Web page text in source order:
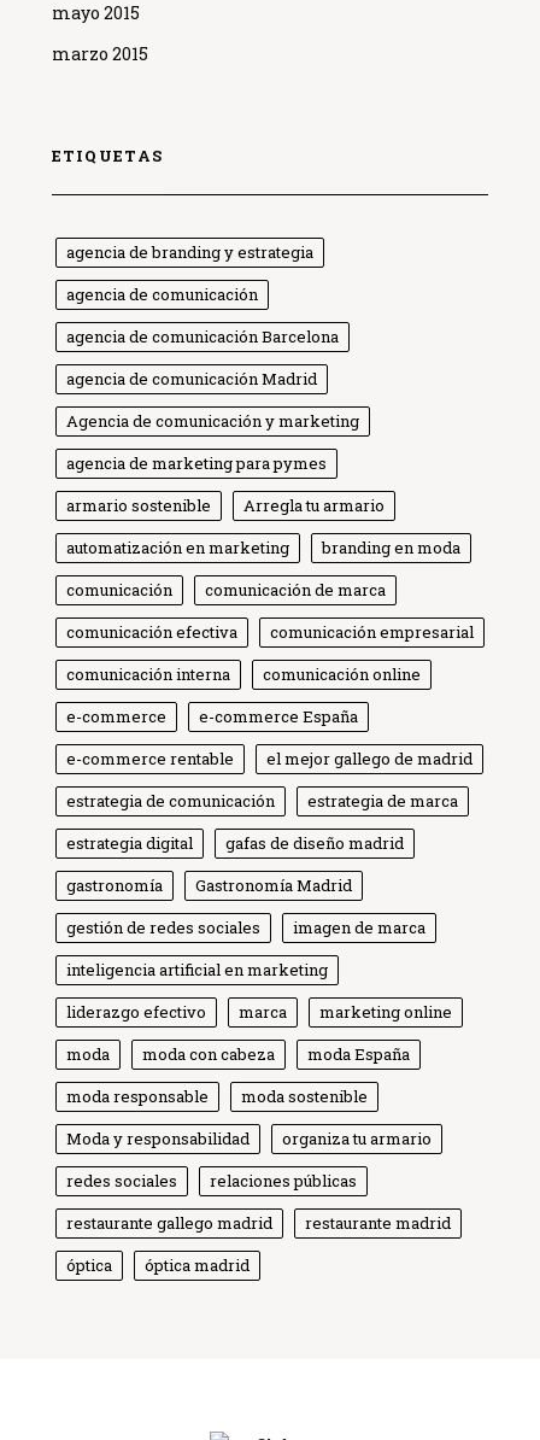
mayo 2015
marzo 2015
ETIQUETAS
agencia de branding y estrategia
agencia de comunicación
agencia de comunicación Barcelona
agencia de comunicación Madrid
Agencia de comunicación y marketing
agencia de marketing para pymes
armario sostenible
Arregla tu armario
automatización en marketing
branding en moda
comunicación
comunicación de marca
comunicación efectiva
comunicación empresarial
comunicación interna
comunicación online
e-commerce
e-commerce España
e-commerce rentable
el mejor gallego de madrid
estrategia de comunicación
estrategia de marca
estrategia digital
gafas de diseño madrid
gastronomía
Gastronomía Madrid
gestión de redes sociales
imagen de marca
inteligencia artificial en marketing
liderazgo efectivo
marca
marketing online
moda
moda con cabeza
moda España
moda responsable
moda sostenible
Moda y responsabilidad
organiza tu armario
redes sociales
relaciones públicas
restaurante gallego madrid
restaurante madrid
óptica
óptica madrid
Globe Comunicación
Solemos responder enseguida